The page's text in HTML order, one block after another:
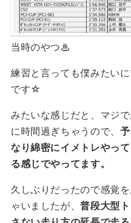
当時のやつ♨
練習と言っても僕みたい
です☆
みたいな感じだと、マジ
に時間過ぎちゃうので、
なり綿密にイメトレやっ
る感じでやってます。
久しぶりだったので感覚
ゃいましたが、普段大型